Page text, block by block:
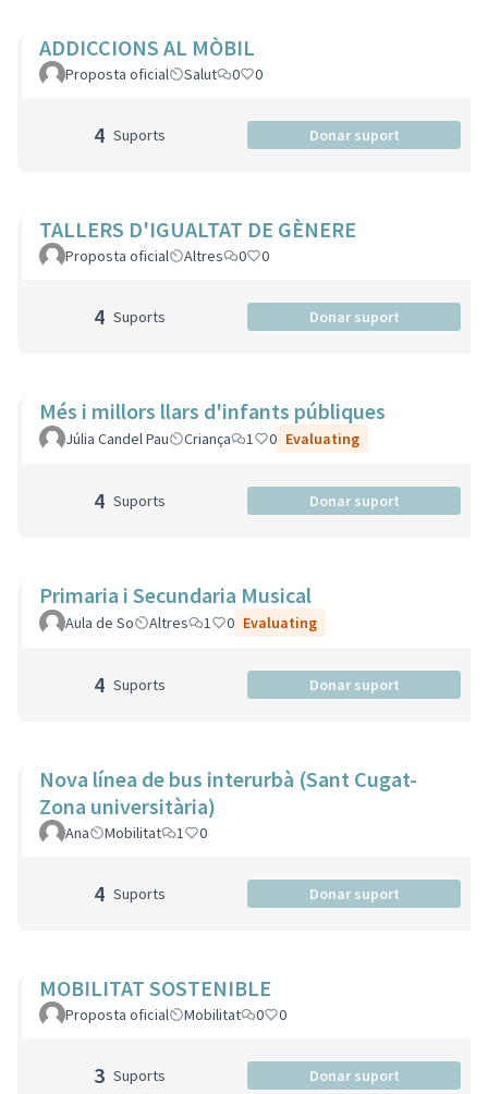
ADDICCIONS AL MÒBIL
Proposta oficial Salut 0 0
4 Suports Donar suport
TALLERS D'IGUALTAT DE GÈNERE
Proposta oficial Altres 0 0
4 Suports Donar suport
Més i millors llars d'infants públiques
Júlia Candel Pau Criança 1 0 Evaluating
4 Suports Donar suport
Primaria i Secundaria Musical
Aula de So Altres 1 0 Evaluating
4 Suports Donar suport
Nova línea de bus interurbà (Sant Cugat-
Zona universitària)
Ana Mobilitat 1 0
4 Suports Donar suport
MOBILITAT SOSTENIBLE
Proposta oficial Mobilitat 0 0
3 Suports Donar suport